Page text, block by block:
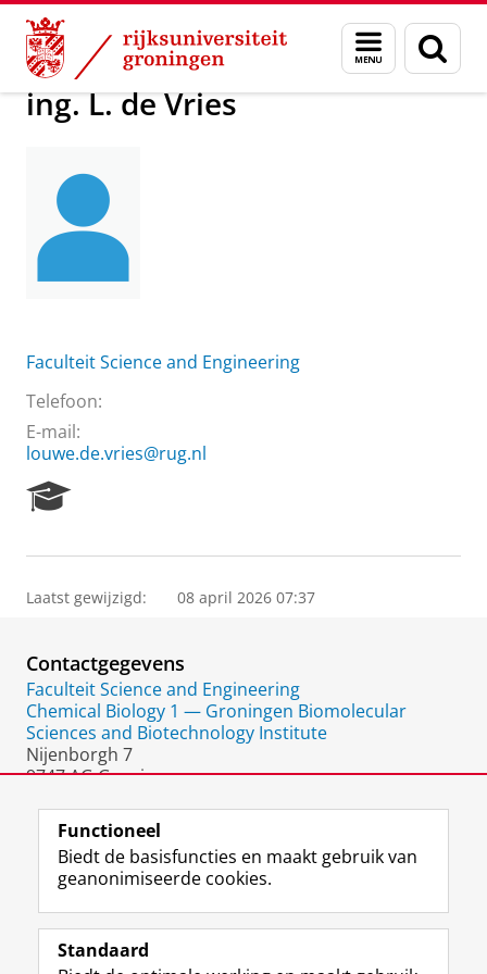
Skip
Content
Skip
Navigation
Menu
en
zoeken
Over ons ing. L. de Vries
ing. L. de Vries
Faculteit Science and Engineering
Telefoon:
E-mail:
louwe.de.vries@rug.nl
e
r
P
o
r
t
a
l
Laatst gewijzigd: 08 april 2026 07:37
Contactgegevens
Faculteit Science and Engineering
Chemical Biology 1 — Groningen Biomolecular
Sciences and Biotechnology Institute
Nijenborgh 7
9747 AG Groningen
Volg de RUG
F
a
L
i
R
S
I
n
Y
o
Functioneel
Biedt de basisfuncties en maakt gebruik van
geanonimiseerde cookies.
Standaard